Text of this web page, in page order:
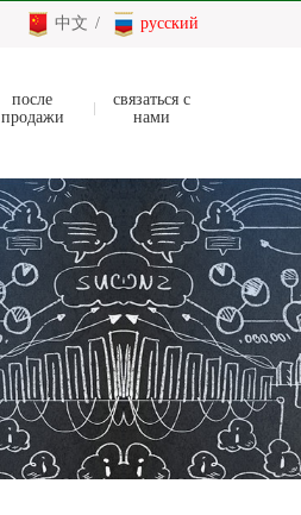
中文 / русский
после
продажи
связаться с
нами